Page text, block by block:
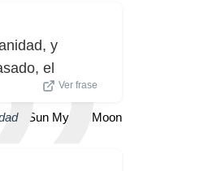
y
el
Ver frase
| Sun Myung Moon